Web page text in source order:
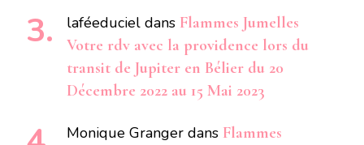
laféeduciel dans Flammes Jumelles
Votre rdv avec la providence lors du
transit de Jupiter en Bélier du 20
Décembre 2022 au 15 Mai 2023
Monique Granger dans Flammes